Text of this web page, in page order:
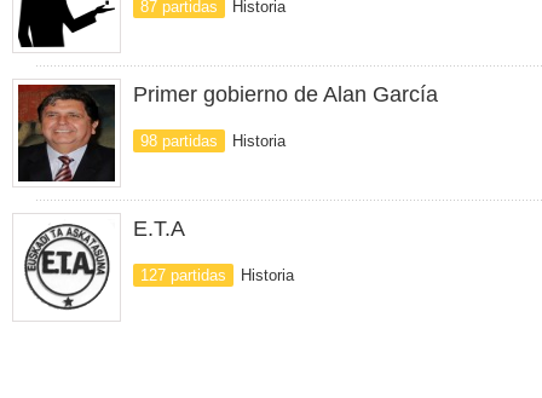
87 partidas Historia
Primer gobierno de Alan García
98 partidas Historia
E.T.A
127 partidas Historia